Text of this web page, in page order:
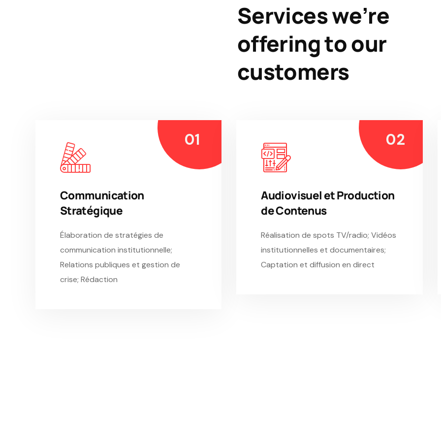
Services we’re
offering to our
customers
Communication
Stratégique
Élaboration de stratégies de
communication institutionnelle;
Relations publiques et gestion de
crise; Rédaction
Audiovisuel et Production
de Contenus
Réalisation de spots TV/radio; Vidéos
institutionnelles et documentaires;
Captation et diffusion en direct